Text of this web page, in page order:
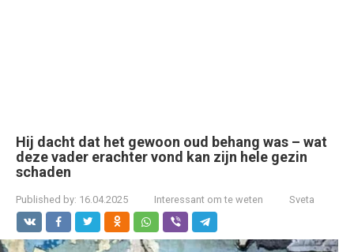
Hij dacht dat het gewoon oud behang was – wat
deze vader erachter vond kan zijn hele gezin
schaden
Published by: 16.04.2025 Interessant om te weten Sveta